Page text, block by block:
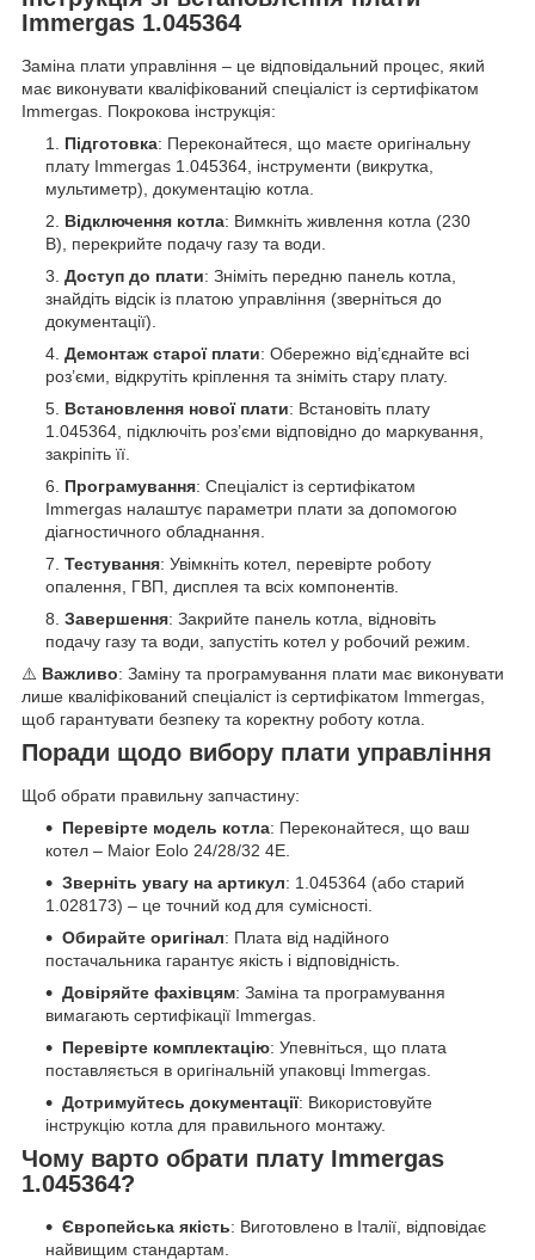
Immergas 1.045364
Заміна плати управління – це відповідальний процес, який
має виконувати кваліфікований спеціаліст із сертифікатом
Immergas. Покрокова інструкція:
Підготовка: Переконайтеся, що маєте оригінальну
плату Immergas 1.045364, інструменти (викрутка,
мультиметр), документацію котла.
Відключення котла: Вимкніть живлення котла (230
В), перекрийте подачу газу та води.
Доступ до плати: Зніміть передню панель котла,
знайдіть відсік із платою управління (зверніться до
документації).
Демонтаж старої плати: Обережно від’єднайте всі
роз’єми, відкрутіть кріплення та зніміть стару плату.
Встановлення нової плати: Встановіть плату
1.045364, підключіть роз’єми відповідно до маркування,
закріпіть її.
Програмування: Спеціаліст із сертифікатом
Immergas налаштує параметри плати за допомогою
діагностичного обладнання.
Тестування: Увімкніть котел, перевірте роботу
опалення, ГВП, дисплея та всіх компонентів.
Завершення: Закрийте панель котла, відновіть
подачу газу та води, запустіть котел у робочий режим.
⚠️ Важливо: Заміну та програмування плати має виконувати
лише кваліфікований спеціаліст із сертифікатом Immergas,
щоб гарантувати безпеку та коректну роботу котла.
Поради щодо вибору плати управління
Щоб обрати правильну запчастину:
Перевірте модель котла: Переконайтеся, що ваш
котел – Maior Eolo 24/28/32 4E.
Зверніть увагу на артикул: 1.045364 (або старий
1.028173) – це точний код для сумісності.
Обирайте оригінал: Плата від надійного
постачальника гарантує якість і відповідність.
Довіряйте фахівцям: Заміна та програмування
вимагають сертифікації Immergas.
Перевірте комплектацію: Упевніться, що плата
поставляється в оригінальній упаковці Immergas.
Дотримуйтесь документації: Використовуйте
інструкцію котла для правильного монтажу.
Чому варто обрати плату Immergas
1.045364?
Європейська якість: Виготовлено в Італії, відповідає
найвищим стандартам.